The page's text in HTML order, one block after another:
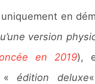
en
version
en 2019),
«édition deluxe